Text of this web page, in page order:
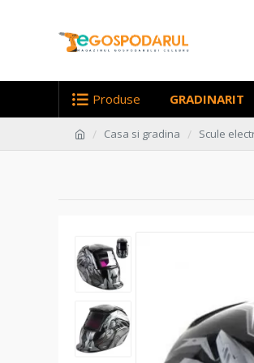
Produse GRADINARIT
Casa si gradina Scule